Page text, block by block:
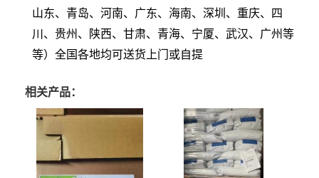
山东、青岛、河南、广东、海南、深圳、重庆、四
川、贵州、陕西、甘肃、青海、宁厦、武汉、广州等
等）全国各地均可送货上门或自提
相关产品：